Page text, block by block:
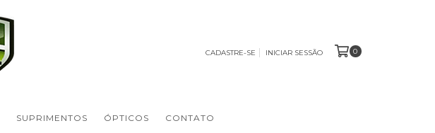
CADASTRE-SE INICIAR SESSÃO 0
SUPRIMENTOS ÓPTICOS CONTATO